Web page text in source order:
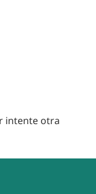
intente otra